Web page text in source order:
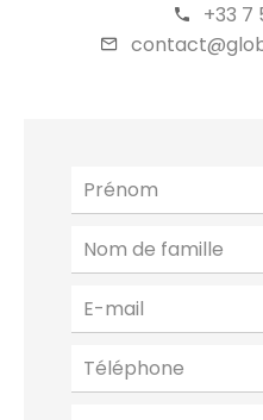
+33 7